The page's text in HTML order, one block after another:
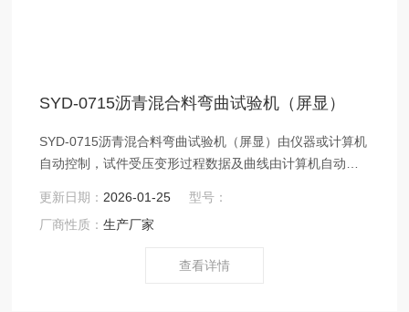
SYD-0715沥青混合料弯曲试验机（屏显）
SYD-0715沥青混合料弯曲试验机（屏显）由仪器或计算机
自动控制，试件受压变形过程数据及曲线由计算机自动存
更新日期： 2026-01-25
型号：
厂商性质：生产厂家
查看详情